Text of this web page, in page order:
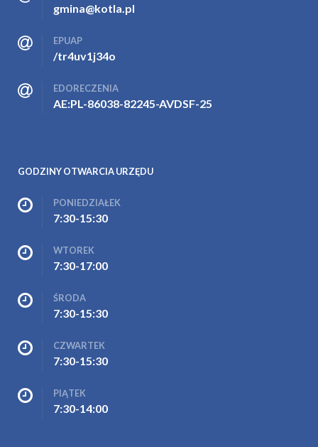
gmina@kotla.pl
EPUAP
/tr4uv1j34o
EDORECZENIA
AE:PL-86038-82245-AVDSF-25
GODZINY OTWARCIA URZĘDU
PONIEDZIAŁEK
7:30-15:30
WTOREK
7:30-17:00
ŚRODA
7:30-15:30
CZWARTEK
7:30-15:30
PIĄTEK
7:30-14:00